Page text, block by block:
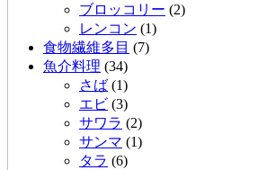
ブロッコリー (2)
レンコン (1)
食物繊維多目 (7)
魚介料理 (34)
さば (1)
エビ (3)
サワラ (2)
サンマ (1)
タラ (6)